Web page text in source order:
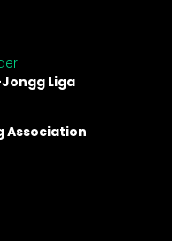
Liga
Association